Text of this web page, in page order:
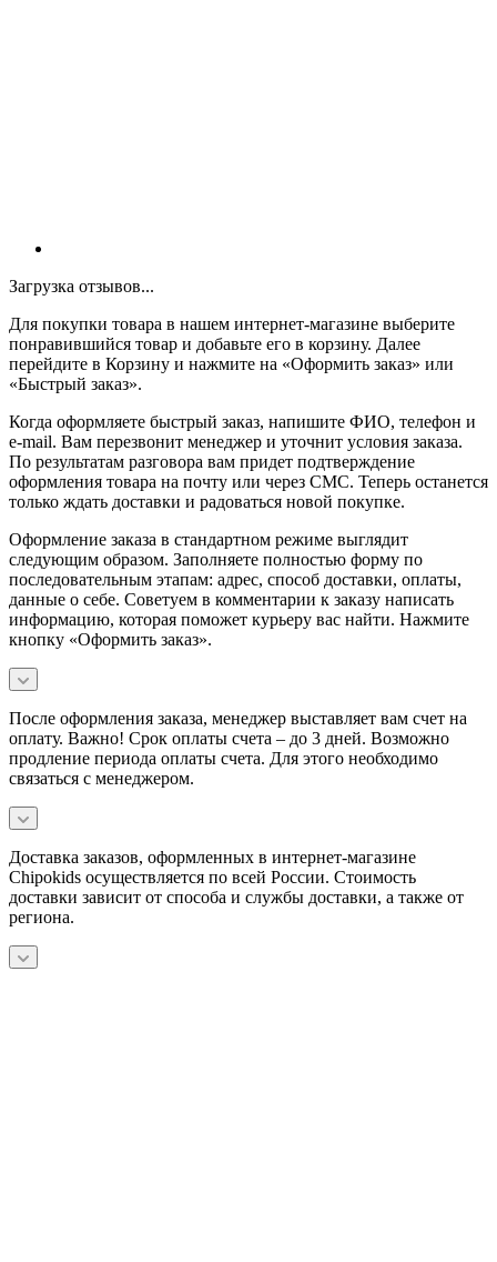
Загрузка отзывов...
Для покупки товара в нашем интернет-магазине выберите
понравившийся товар и добавьте его в корзину. Далее
перейдите в Корзину и нажмите на «Оформить заказ» или
«Быстрый заказ».
Когда оформляете быстрый заказ, напишите ФИО, телефон и
e-mail. Вам перезвонит менеджер и уточнит условия заказа.
По результатам разговора вам придет подтверждение
оформления товара на почту или через СМС. Теперь останется
только ждать доставки и радоваться новой покупке.
Оформление заказа в стандартном режиме выглядит
следующим образом. Заполняете полностью форму по
последовательным этапам: адрес, способ доставки, оплаты,
данные о себе. Советуем в комментарии к заказу написать
информацию, которая поможет курьеру вас найти. Нажмите
кнопку «Оформить заказ».
После оформления заказа, менеджер выставляет вам счет на
оплату. Важно! Срок оплаты счета – до 3 дней. Возможно
продление периода оплаты счета. Для этого необходимо
связаться с менеджером.
Доставка заказов, оформленных в интернет-магазине
Chipokids осуществляется по всей России. Стоимость
доставки зависит от способа и службы доставки, а также от
региона.